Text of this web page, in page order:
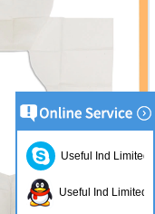
Useful Ind Limited
Useful Ind Limited